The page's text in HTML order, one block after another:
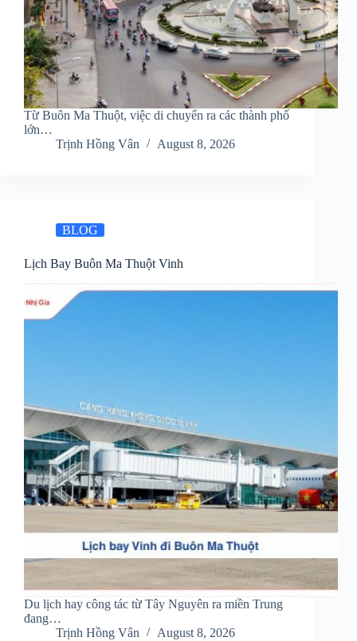
Từ Buôn Ma Thuột, việc di chuyển ra các thành phố
lớn…
Trịnh Hồng Vân
August 8, 2026
BLOG
Lịch Bay Buôn Ma Thuột Vinh
Du lịch hay công tác từ Tây Nguyên ra miền Trung
đang…
Trịnh Hồng Vân
August 8, 2026